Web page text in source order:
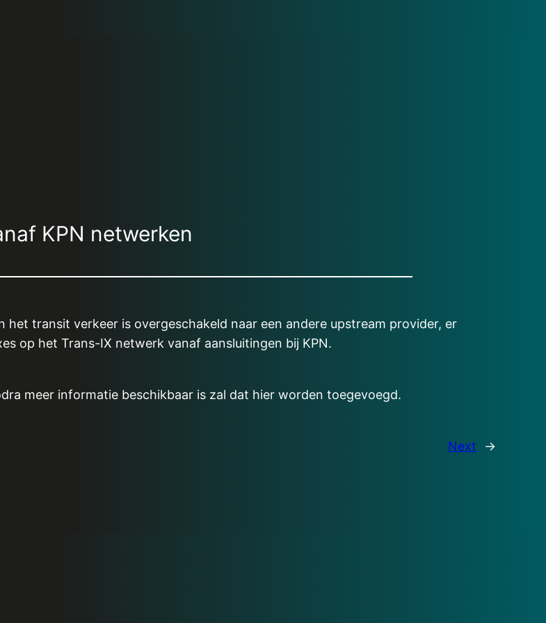
KPN netwerken
het transit verkeer is overgeschakeld naar een andere upstream provider, er
op het Trans-IX netwerk vanaf aansluitingen bij KPN.
meer informatie beschikbaar is zal dat hier worden toegevoegd.
Next →